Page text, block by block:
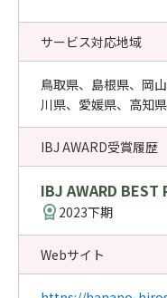
サービス対応地域
鳥取県、島根県、岡
川県、愛媛県、高知県
IBJ AWARD受賞履歴
IBJ AWARD BEST
2023下期
Webサイト